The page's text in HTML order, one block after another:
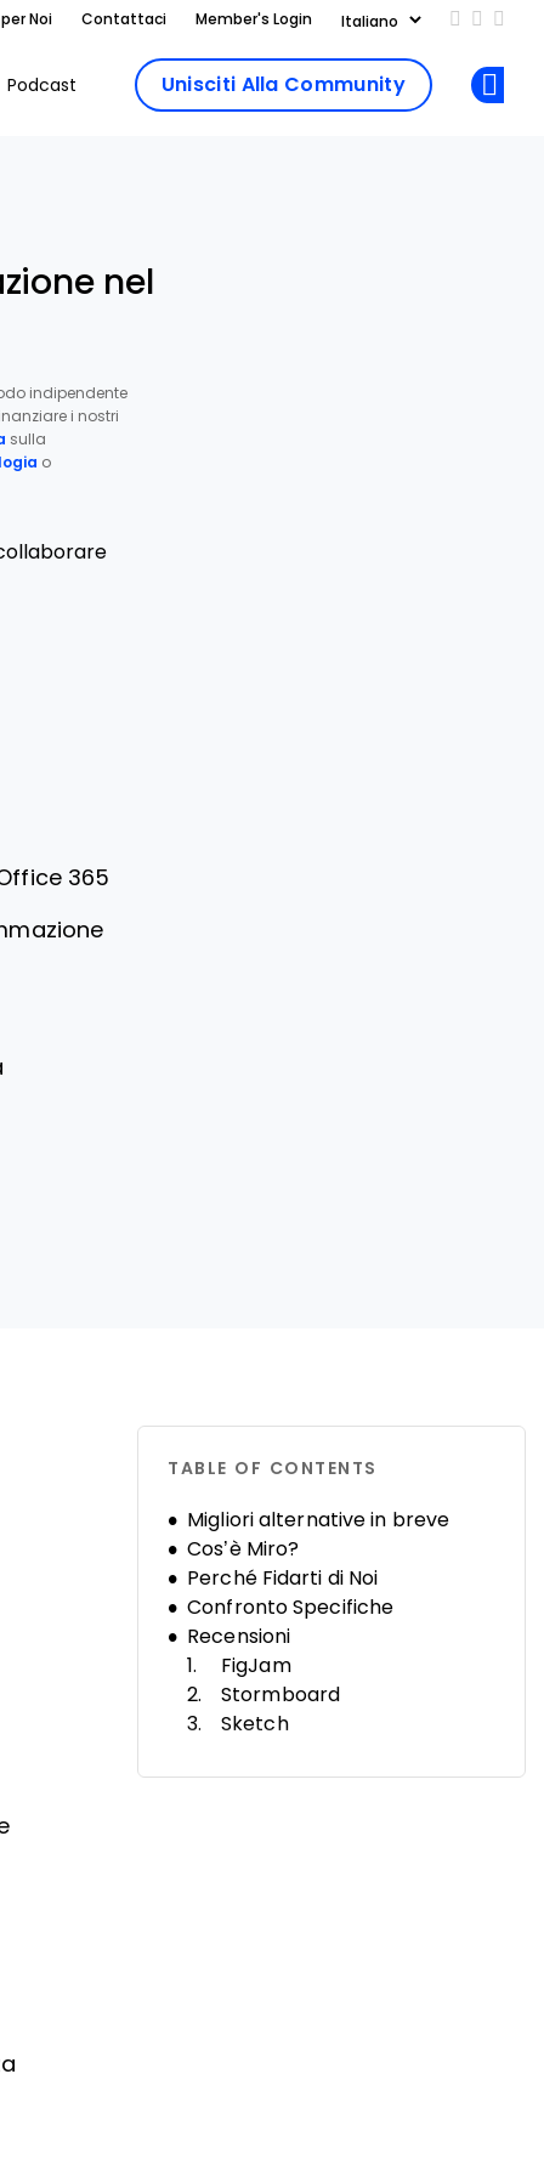
Noi Contattaci Member's Login Add us
Follow
Podcast Unisciti Alla Community
nel
indipendente
i nostri
sulla
o
365
TABLE OF CONTENTS
Migliori alternative in breve
Cos’è Miro?
Perché Fidarti di Noi
Confronto Specifiche
Recensioni
FigJam
Stormboard
Sketch
Lucid Visual Collaboration